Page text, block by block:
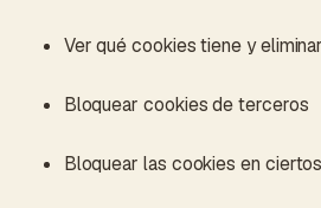
Ver qué cookies tiene y
Bloquear cookies de terceros
Bloquear las cookies en